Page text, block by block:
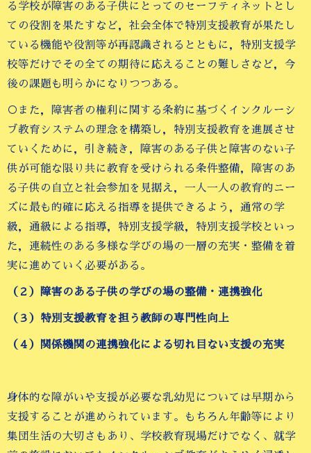
る学校が障害のある子供にとってのセーフティネットとし
ての役割を果たすなど，社会全体で特別支援教育が果たし
ている機能や役割等が再認識されるとともに，特別支援学
校等だけでその全ての期待に応えることの難しさなど，今
後の課題も明らかになりつつある。
○また，障害者の権利に関する条約に基づくインクルーシ
ブ教育システムの理念を構築し，特別支援教育を進展させ
ていくために，引き続き，障害のある子供と障害のない子
供が可能な限り共に教育を受けられる条件整備，障害のあ
る子供の自立と社会参加を見据え，一人一人の教育的ニー
ズに最も的確に応える指導を提供できるよう，通常の学
級，通級による指導，特別支援学級，特別支援学校といっ
た，連続性のある多様な学びの場の一層の充実・整備を着
実に進めていく必要がある。
（２）障害のある子供の学びの場の整備・連携強化
（３）特別支援教育を担う教師の専門性向上
（４）関係機関の連携強化による切れ目ない支援の充実
身体的な障がいや支援が必要な乳幼児については早期から
支援することが進められています。もちろん年齢等により
集団生活の大切さもあり、学校教育現場だけでなく、就学